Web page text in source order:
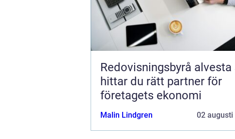
Redovisningsbyrå alvesta så
hittar du rätt partner för
företagets ekonomi
Malin Lindgren 02 augusti